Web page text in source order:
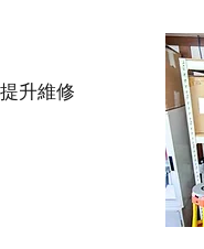
升維修